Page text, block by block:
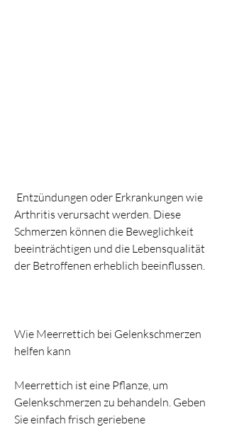
Arthritis verursacht werden. Diese
Schmerzen können die Beweglichkeit
beeinträchtigen und die Lebensqualität
der Betroffenen erheblich beeinflussen.
Wie Meerrettich bei Gelenkschmerzen
helfen kann
Meerrettich ist eine Pflanze, um
Gelenkschmerzen zu behandeln. Geben
Sie einfach frisch geriebene